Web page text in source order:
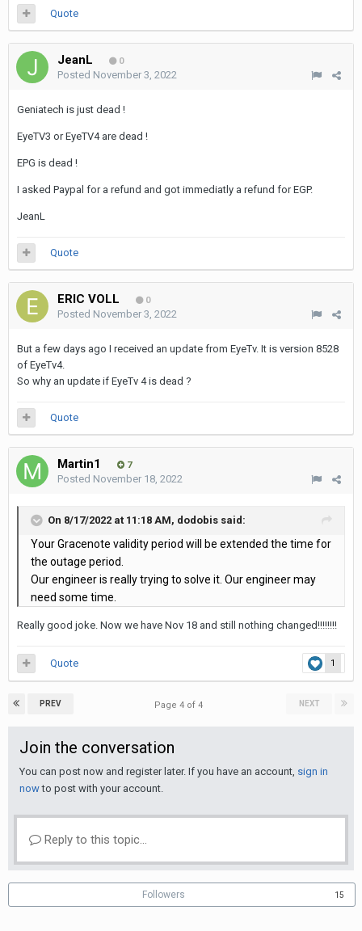
Quote
JeanL 0
Posted November 3, 2022
Geniatech is just dead !
EyeTV3 or EyeTV4 are dead !
EPG is dead !
I asked Paypal for a refund and got immediatly a refund for EGP.
JeanL
Quote
ERIC VOLL 0
Posted November 3, 2022
But a few days ago I received an update from EyeTv. It is version 8528
of EyeTv4.
So why an update if EyeTv 4 is dead ?
Quote
Martin1 7
Posted November 18, 2022
On 8/17/2022 at 11:18 AM, dodobis said:
Your Gracenote validity period will be extended the time for
the outage period.
Our engineer is really trying to solve it. Our engineer may
need some time.
Really good joke. Now we have Nov 18 and still nothing changed!!!!!!!!
1
Quote
PREV NEXT
Page 4 of 4
Join the conversation
You can post now and register later. If you have an account, sign in
nowto post with your account.
Reply to this topic...
Followers 15